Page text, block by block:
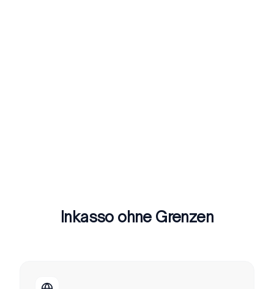
Inkasso ohne Grenzen